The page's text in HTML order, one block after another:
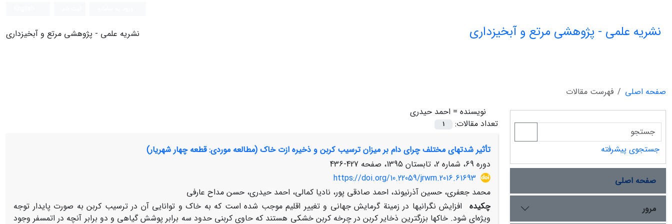
نشریه علمی - پژوهشی مرتع و آبخیزداری نشریه علمی - پژوهشی مرتع و آبخیزداری
صفحه اصلی
فهرست مقالات
نویسنده = احمد حیدری
تعداد مقالات:
1
تأثیر شدت‏های مختلف چرای دام بر میزان ترسیب کربن و ذخیره ازت خاک (مطالعه موردی: قطعه چهار شهریار)
دوره 69، شماره 2، تابستان 1395، صفحه
427-436
https://doi.org/10.22059/jrwm.2016.61693
محمد جعفری، حسین آذرنیوند، احمد صادقی پور، نادیا کمالی، احمد حیدری، حسن مداح عارفی
چکیده
افزایش نگرانی‏‏‏ها در زمینة گرمایش جهانی و تغییر اقلیم موجب شده است که به خاک و توانایی آن در ترسیب کربن به صورت پایدار توجه
ویژه‌ای شود. خاک‏ها بزرگترین ذخایر کربن در چرخه کربن خشکی هستند که حاوی کربنی حدود سه برابر پوشش گیاهی و دو برابر آنچه در اتمسفر وجود
جستجوی پیشرفته
صفحه اصلی
مرور